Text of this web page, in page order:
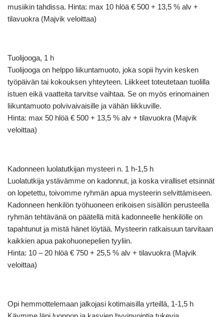
musiikin tahdissa. Hinta: max 10 hlöä € 500 + 13,5 % alv +
tilavuokra (Majvik veloittaa)
Tuolijooga, 1 h
Tuolijooga on helppo liikuntamuoto, joka sopii hyvin kesken
työpäivän tai kokouksen yhteyteen. Liikkeet toteutetaan tuolilla
istuen eikä vaatteita tarvitse vaihtaa. Se on myös erinomainen
liikuntamuoto polvivaivaisille ja vähän liikkuville.
Hinta: max 50 hlöä € 500 + 13,5 % alv + tilavuokra (Majvik
veloittaa)
Kadonneen luolatutkijan mysteeri n. 1 h-1,5 h
Luolatutkija ystävämme on kadonnut, ja koska viralliset etsinnät
on lopetettu, toivomme ryhmän apua mysteerin selvittämiseen.
Kadonneen henkilön työhuoneen erikoisen sisällön perusteella
ryhmän tehtävänä on päätellä mitä kadonneelle henkilölle on
tapahtunut ja mistä hänet löytää. Mysteerin ratkaisuun tarvitaan
kaikkien apua pakohuonepelien tyyliin.
Hinta: 10 – 20 hlöä € 750 + 25,5 % alv + tilavuokra (Majvik
veloittaa)
Opi hemmottelemaan jalkojasi kotimaisilla yrteillä, 1-1,5 h